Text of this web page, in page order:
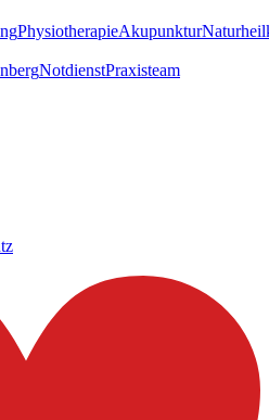
PhysiotherapieAkupunktur
NotdienstPraxisteam